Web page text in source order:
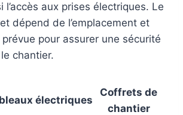
l’accès aux prises électriques. Le
dépend de l’emplacement et
prévue pour assurer une sécurité
chantier.
électriques
Coffrets de
chantier